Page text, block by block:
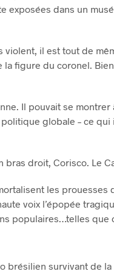
dans un
il est tout de
figure du coronel.
Il pouvait se
globale – ce
bras droit, Corisco. Le
les
voix l’épopée
populaires…telles que
brésilien survivant de